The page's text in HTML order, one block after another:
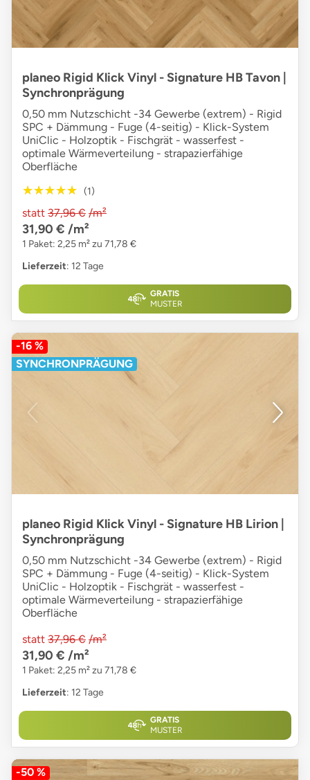
planeo Rigid Klick Vinyl - Signature HB Tavon |
Synchronprägung
0,50 mm Nutzschicht -34 Gewerbe (extrem) - Rigid
SPC + Dämmung - Fuge (4-seitig) - Klick-System
UniClic - Holzoptik - Fischgrät - wasserfest -
optimale Wärmeverteilung - strapazierfähige
Oberfläche
★★★★★
★★★★★ (1)
statt 37,96 € /m²
31,90 € /m²
1 Paket: 2,25 m² zu 71,78 €
Lieferzeit: 12 Tage
GRATIS
MUSTER
-16 %
SYNCHRONPRÄGUNG
planeo Rigid Klick Vinyl - Signature HB Lirion |
Synchronprägung
0,50 mm Nutzschicht -34 Gewerbe (extrem) - Rigid
SPC + Dämmung - Fuge (4-seitig) - Klick-System
UniClic - Holzoptik - Fischgrät - wasserfest -
optimale Wärmeverteilung - strapazierfähige
Oberfläche
statt 37,96 € /m²
31,90 € /m²
1 Paket: 2,25 m² zu 71,78 €
Lieferzeit: 12 Tage
GRATIS
MUSTER
-50 %